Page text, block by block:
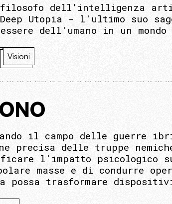
dell’intelligenza
Utopia - l'ultimo suo
dell'umano in un
Visioni
il campo delle guerre
delle truppe
l'impatto psicologico
masse e di condurre
possa trasformare